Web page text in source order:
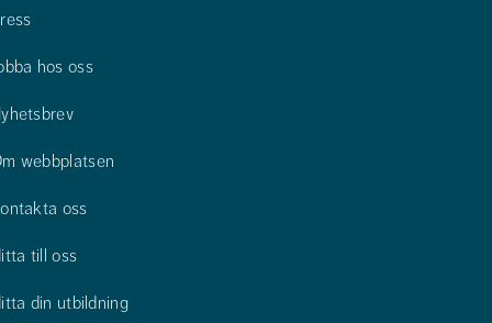
hos oss
webbplatsen
oss
till oss
din utbildning